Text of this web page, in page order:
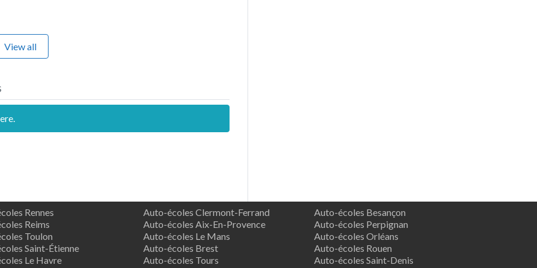
View all
Rennes
Reims
Toulon
Saint-Étienne
Le Havre
Auto-écoles Clermont-Ferrand
Auto-écoles Aix-En-Provence
Auto-écoles Le Mans
Auto-écoles Brest
Auto-écoles Tours
Auto-écoles Besançon
Auto-écoles Perpignan
Auto-écoles Orléans
Auto-écoles Rouen
Auto-écoles Saint-Denis